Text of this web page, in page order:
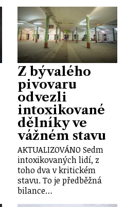
Z bývalého
pivovaru
odvezli
intoxikované
dělníky ve
vážném stavu
AKTUALIZOVÁNO Sedm
intoxikovaných lidí, z
toho dva v kritickém
stavu. To je předběžná
bilance…